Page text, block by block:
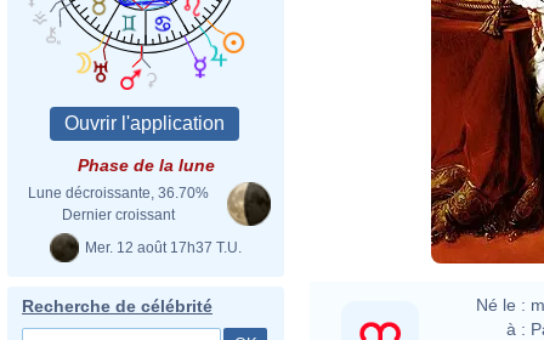
Phase de la lune
Lune décroissante, 36.70%
Dernier croissant
Mer. 12 août 17h37 T.U.
Recherche de célébrité Né le :
à :